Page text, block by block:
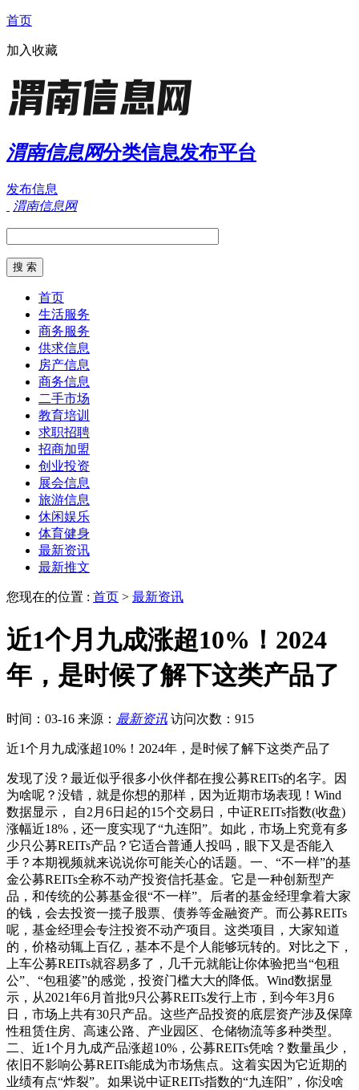
首页
加入收藏
渭南信息网分类信息发布平台
发布信息
渭南信息网
首页
生活服务
商务服务
供求信息
房产信息
商务信息
二手市场
教育培训
求职招聘
招商加盟
创业投资
展会信息
旅游信息
休闲娱乐
体育健身
最新资讯
最新推文
您现在的位置 : 首页 > 最新资讯
近1个月九成涨超10%！2024
年，是时候了解下这类产品了
时间：03-16 来源： 最新资讯 访问次数：915
近1个月九成涨超10%！2024年，是时候了解下这类产品了
发现了没？最近似乎很多小伙伴都在搜公募REITs的名字。因
为啥呢？没错，就是你想的那样，因为近期市场表现！Wind
数据显示， 自2月6日起的15个交易日，中证REITs指数(收盘)
涨幅近18%，还一度实现了“九连阳”。如此，市场上究竟有多
少只公募REITs产品？它适合普通人投吗，眼下又是否能入
手？本期视频就来说说你可能关心的话题。一、“不一样”的基
金公募REITs全称不动产投资信托基金。它是一种创新型产
品，和传统的公募基金很“不一样”。后者的基金经理拿着大家
的钱，会去投资一揽子股票、债券等金融资产。而公募REITs
呢，基金经理会专注投资不动产项目。这类项目，大家知道
的，价格动辄上百亿，基本不是个人能够玩转的。对比之下，
上车公募REITs就容易多了，几千元就能让你体验把当“包租
公”、“包租婆”的感觉，投资门槛大大的降低。Wind数据显
示，从2021年6月首批9只公募REITs发行上市，到今年3月6
日，市场上共有30只产品。这些产品投资的底层资产涉及保障
性租赁住房、高速公路、产业园区、仓储物流等多种类型。
二、近1个月九成产品涨超10%，公募REITs凭啥？数量虽少，
依旧不影响公募REITs能成为市场焦点。这着实因为它近期的
业绩有点“炸裂”。如果说中证REITs指数的“九连阳”，你没啥